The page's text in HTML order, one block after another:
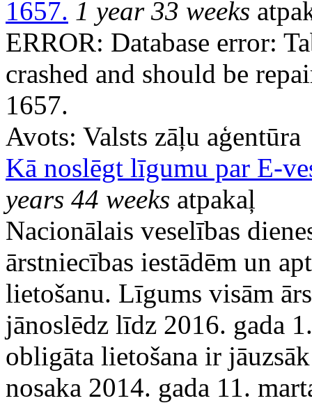
1657. 1 year 33 weeks
ERROR: Database error:
crashed and should be
1657.
Avots: Valsts zāļu aģentūra
Kā noslēgt līgumu par E-
years 44 weeks atpakaļ
Nacionālais veselības
ārstniecības iestādēm un
lietošanu. Līgums visām
jānoslēdz līdz 2016. gada
obligāta lietošana ir
nosaka 2014. gada 11.